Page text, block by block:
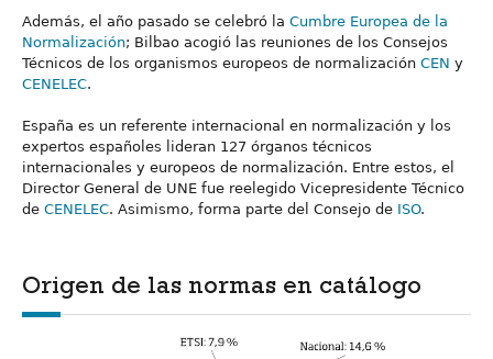
Además, el año pasado se celebró la Cumbre Europea de la
Normalización; Bilbao acogió las reuniones de los Consejos
Técnicos de los organismos europeos de normalización CEN y
CENELEC.
España es un referente internacional en normalización y los
expertos españoles lideran 127 órganos técnicos
internacionales y europeos de normalización. Entre estos, el
Director General de UNE fue reelegido Vicepresidente Técnico
de CENELEC. Asimismo, forma parte del Consejo de ISO.
Origen de las normas en catálogo